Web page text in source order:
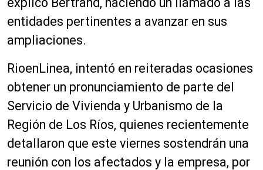
entidades pertinentes a avanzar en sus
ampliaciones.
RioenLinea, intentó en reiteradas ocasiones
obtener un pronunciamiento de parte del
Servicio de Vivienda y Urbanismo de la
Región de Los Ríos, quienes recientemente
detallaron que este viernes sostendrán una
reunión con los afectados y la empresa, por